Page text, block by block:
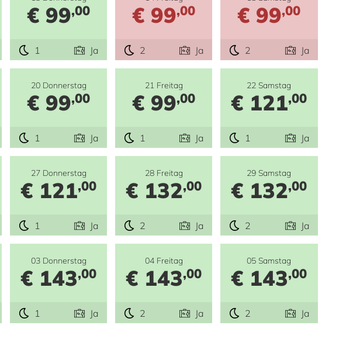
€ 99,00
1 Ja
€ 99,00
2 Ja
€ 99,00
2 Ja
20 Donnerstag
€ 99,00
1 Ja
21 Freitag
€ 99,00
1 Ja
22 Samstag
€ 121,00
1 Ja
27 Donnerstag
€ 121,00
1 Ja
28 Freitag
€ 132,00
2 Ja
29 Samstag
€ 132,00
2 Ja
03 Donnerstag
€ 143,00
1 Ja
04 Freitag
€ 143,00
2 Ja
05 Samstag
€ 143,00
2 Ja